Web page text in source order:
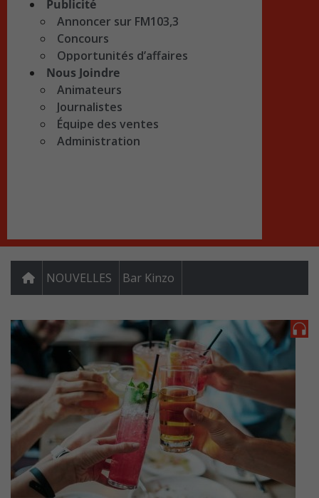
Publicité
Annoncer sur FM103,3
Concours
Opportunités d’affaires
Nous Joindre
Animateurs
Journalistes
Équipe des ventes
Administration
NOUVELLES Bar Kinzo